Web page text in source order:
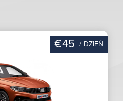
€45 / DZIEŃ